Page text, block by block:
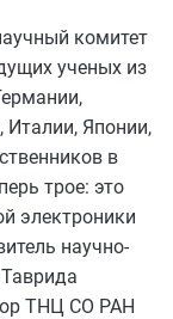
комитет
ученых из
Италии, Японии,
в
трое: это
электроники
научно-
ТНЦ СО РАН